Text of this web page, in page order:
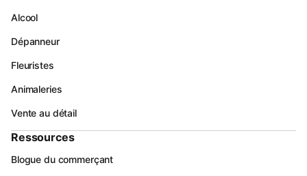
Alcool
Dépanneur
Fleuristes
Animaleries
Vente au détail
Ressources
Blogue du commerçant